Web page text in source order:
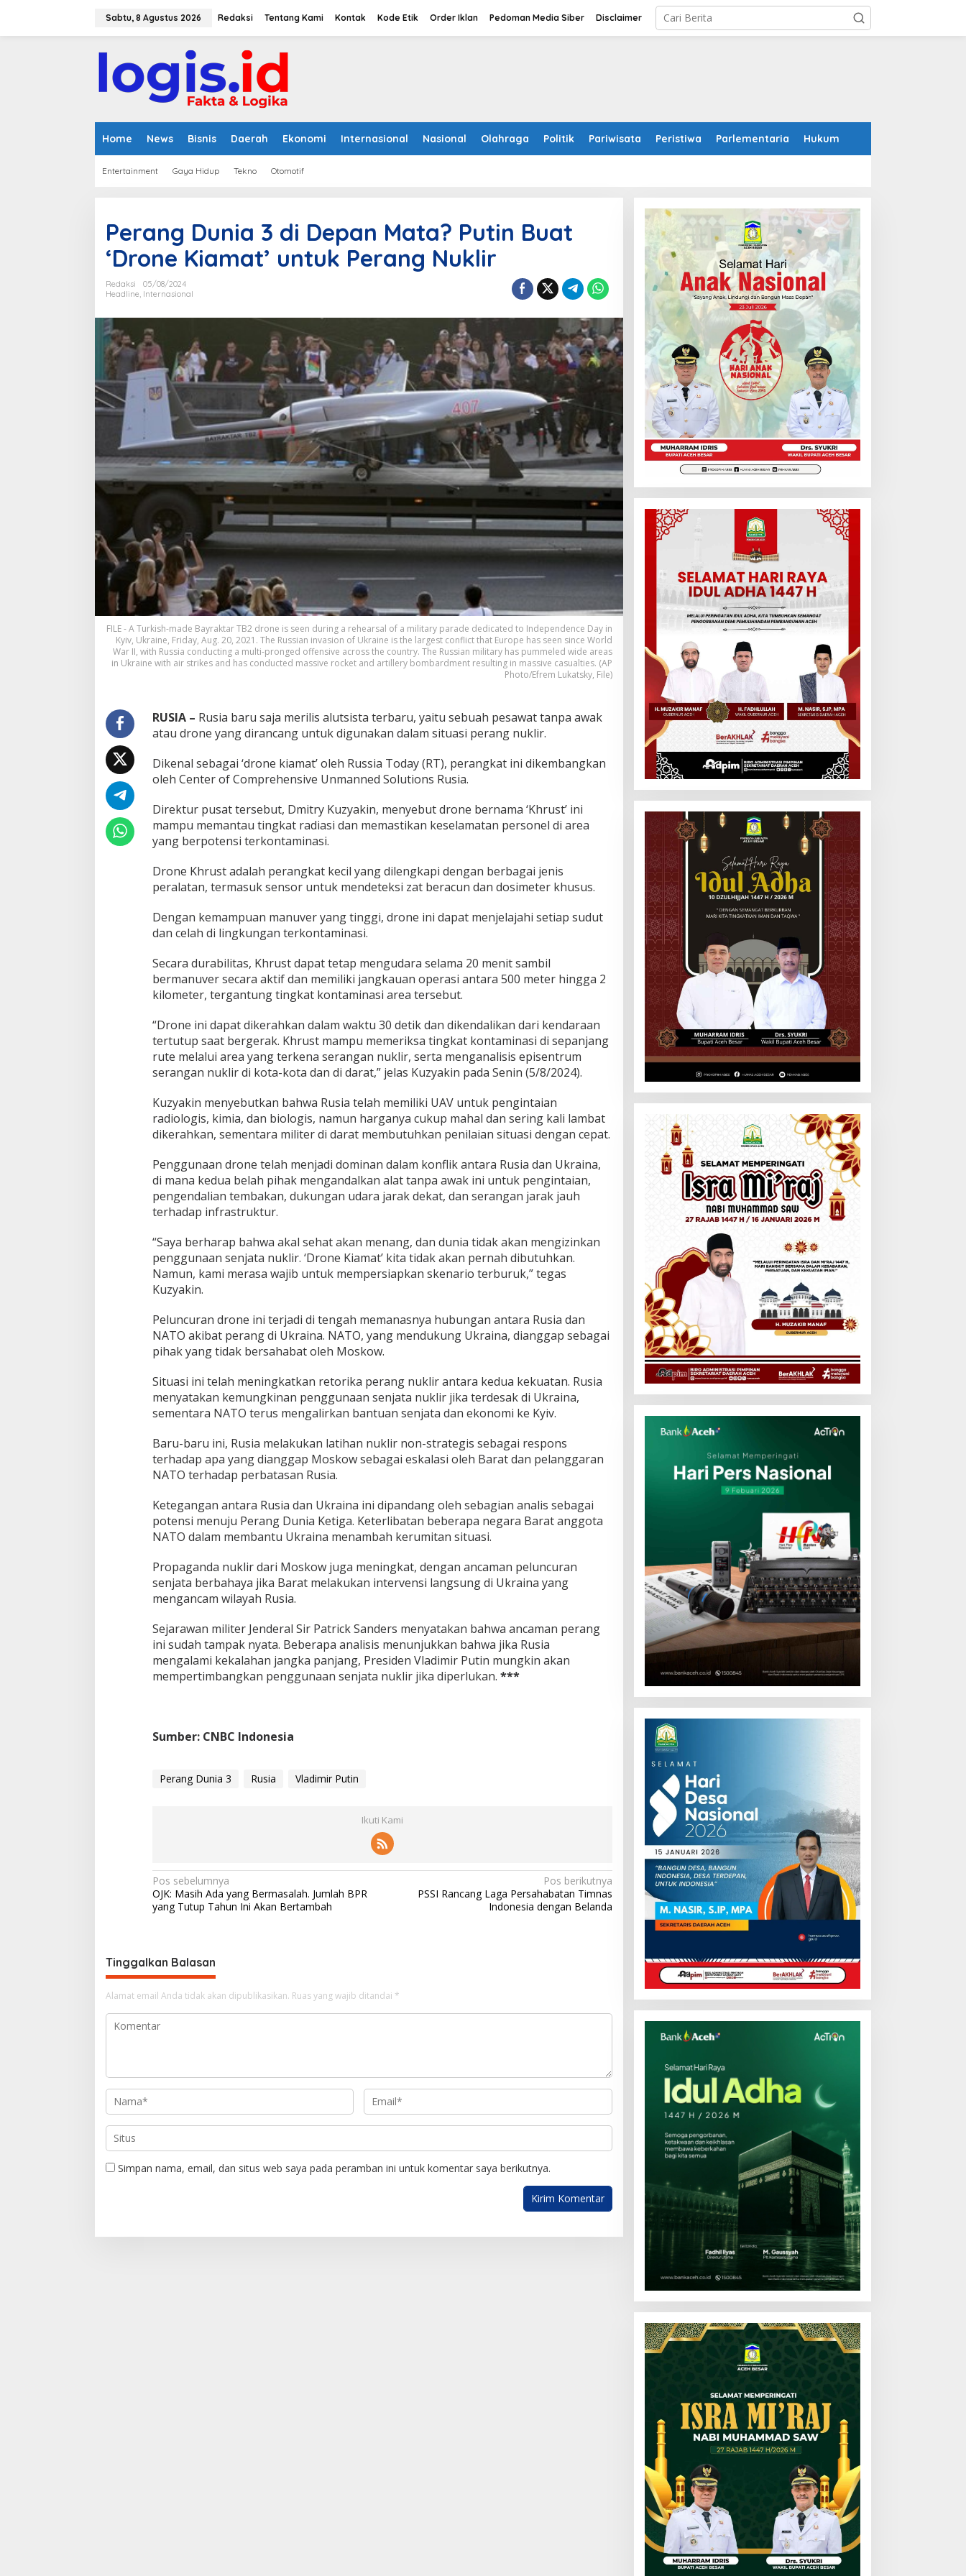
Sabtu, 8 Agustus 2026 Redaksi Tentang Kami Kontak Kode Etik Order Iklan Pedoman Media Siber Disclaimer
Home News Bisnis Daerah Ekonomi Internasional Nasional Olahraga Politik Pariwisata Peristiwa Parlementaria Hukum
Entertainment Gaya Hidup Tekno Otomotif
Perang Dunia 3 di Depan Mata? Putin Buat
‘Drone Kiamat’ untuk Perang Nuklir
Redaksi
05/08/2024
Headline, Internasional
FILE - A Turkish-made Bayraktar TB2 drone is seen during a rehearsal of a military parade dedicated to Independence Day in
Kyiv, Ukraine, Friday, Aug. 20, 2021. The Russian invasion of Ukraine is the largest conflict that Europe has seen since World
War II, with Russia conducting a multi-pronged offensive across the country. The Russian military has pummeled wide areas
in Ukraine with air strikes and has conducted massive rocket and artillery bombardment resulting in massive casualties. (AP
Photo/Efrem Lukatsky, File)
RUSIA – Rusia baru saja merilis alutsista terbaru, yaitu sebuah pesawat tanpa awak
atau drone yang dirancang untuk digunakan dalam situasi perang nuklir.
Dikenal sebagai ‘drone kiamat’ oleh Russia Today (RT), perangkat ini dikembangkan
oleh Center of Comprehensive Unmanned Solutions Rusia.
Direktur pusat tersebut, Dmitry Kuzyakin, menyebut drone bernama ‘Khrust’ ini
mampu memantau tingkat radiasi dan memastikan keselamatan personel di area
yang berpotensi terkontaminasi.
Drone Khrust adalah perangkat kecil yang dilengkapi dengan berbagai jenis
peralatan, termasuk sensor untuk mendeteksi zat beracun dan dosimeter khusus.
Dengan kemampuan manuver yang tinggi, drone ini dapat menjelajahi setiap sudut
dan celah di lingkungan terkontaminasi.
Secara durabilitas, Khrust dapat tetap mengudara selama 20 menit sambil
bermanuver secara aktif dan memiliki jangkauan operasi antara 500 meter hingga 2
kilometer, tergantung tingkat kontaminasi area tersebut.
“Drone ini dapat dikerahkan dalam waktu 30 detik dan dikendalikan dari kendaraan
tertutup saat bergerak. Khrust mampu memeriksa tingkat kontaminasi di sepanjang
rute melalui area yang terkena serangan nuklir, serta menganalisis episentrum
serangan nuklir di kota-kota dan di darat,” jelas Kuzyakin pada Senin (5/8/2024).
Kuzyakin menyebutkan bahwa Rusia telah memiliki UAV untuk pengintaian
radiologis, kimia, dan biologis, namun harganya cukup mahal dan sering kali lambat
dikerahkan, sementara militer di darat membutuhkan penilaian situasi dengan cepat.
Penggunaan drone telah menjadi dominan dalam konflik antara Rusia dan Ukraina,
di mana kedua belah pihak mengandalkan alat tanpa awak ini untuk pengintaian,
pengendalian tembakan, dukungan udara jarak dekat, dan serangan jarak jauh
terhadap infrastruktur.
“Saya berharap bahwa akal sehat akan menang, dan dunia tidak akan mengizinkan
penggunaan senjata nuklir. ‘Drone Kiamat’ kita tidak akan pernah dibutuhkan.
Namun, kami merasa wajib untuk mempersiapkan skenario terburuk,” tegas
Kuzyakin.
Peluncuran drone ini terjadi di tengah memanasnya hubungan antara Rusia dan
NATO akibat perang di Ukraina. NATO, yang mendukung Ukraina, dianggap sebagai
pihak yang tidak bersahabat oleh Moskow.
Situasi ini telah meningkatkan retorika perang nuklir antara kedua kekuatan. Rusia
menyatakan kemungkinan penggunaan senjata nuklir jika terdesak di Ukraina,
sementara NATO terus mengalirkan bantuan senjata dan ekonomi ke Kyiv.
Baru-baru ini, Rusia melakukan latihan nuklir non-strategis sebagai respons
terhadap apa yang dianggap Moskow sebagai eskalasi oleh Barat dan pelanggaran
NATO terhadap perbatasan Rusia.
Ketegangan antara Rusia dan Ukraina ini dipandang oleh sebagian analis sebagai
potensi menuju Perang Dunia Ketiga. Keterlibatan beberapa negara Barat anggota
NATO dalam membantu Ukraina menambah kerumitan situasi.
Propaganda nuklir dari Moskow juga meningkat, dengan ancaman peluncuran
senjata berbahaya jika Barat melakukan intervensi langsung di Ukraina yang
mengancam wilayah Rusia.
Sejarawan militer Jenderal Sir Patrick Sanders menyatakan bahwa ancaman perang
ini sudah tampak nyata. Beberapa analisis menunjukkan bahwa jika Rusia
mengalami kekalahan jangka panjang, Presiden Vladimir Putin mungkin akan
mempertimbangkan penggunaan senjata nuklir jika diperlukan. ***
Sumber: CNBC Indonesia
Perang Dunia 3 Rusia Vladimir Putin
Ikuti Kami
N
a
g
a
s
i
s
Pos sebelumnya
OJK: Masih Ada yang Bermasalah. Jumlah BPR
yang Tutup Tahun Ini Akan Bertambah
Pos berikutnya
PSSI Rancang Laga Persahabatan Timnas
Indonesia dengan Belanda
Tinggalkan Balasan
Alamat email Anda tidak akan dipublikasikan. Ruas yang wajib ditandai *
Simpan nama, email, dan situs web saya pada peramban ini untuk komentar saya berikutnya.